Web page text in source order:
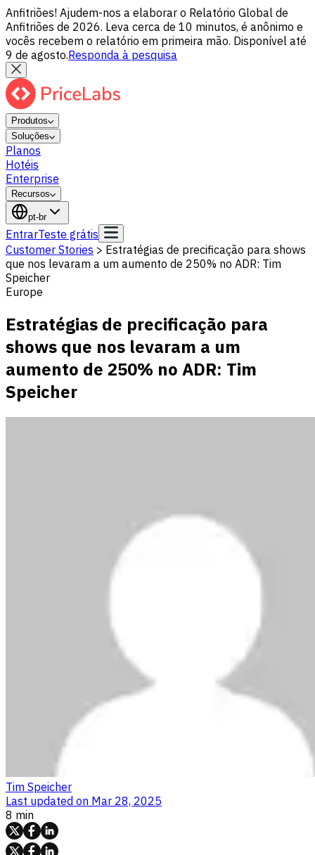
Anfitriões! Ajudem-nos a elaborar o Relatório Global de
Anfitriões de 2026. Leva cerca de 10 minutos, é anônimo e
vocês recebem o relatório em primeira mão. Disponível até
9 de agosto.Responda à pesquisa
Produtos
Soluções
Planos
Hotéis
Enterprise
Recursos
pt-br
EntrarTeste grátis
Customer Stories > Estratégias de precificação para shows
que nos levaram a um aumento de 250% no ADR: Tim
Speicher
Europe
Estratégias de precificação para
shows que nos levaram a um
aumento de 250% no ADR: Tim
Speicher
Tim Speicher
Last updated on Mar 28, 2025
8 min